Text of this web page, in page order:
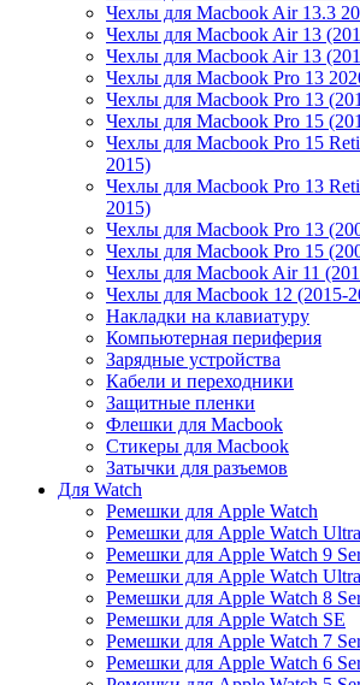
Чехлы для Macbook Air 13.3
Чехлы для Macbook Air 13
Чехлы для Macbook Air 13
Чехлы для Macbook Pro 13
Чехлы для Macbook Pro 13
Чехлы для Macbook Pro 15
Чехлы для Macbook Pro 15
2015)
Чехлы для Macbook Pro 13
2015)
Чехлы для Macbook Pro 13
Чехлы для Macbook Pro 15
Чехлы для Macbook Air 11
Чехлы для Macbook 12 (2015-
Накладки на клавиатуру
Компьютерная периферия
Зарядные устройства
Кабели и переходники
Защитные пленки
Флешки для Macbook
Стикеры для Macbook
Затычки для разъемов
Для Watch
Ремешки для Apple Watch
Ремешки для Apple Watch
Ремешки для Apple Watch 9
Ремешки для Apple Watch Ultra
Ремешки для Apple Watch 8
Ремешки для Apple Watch SE
Ремешки для Apple Watch 7
Ремешки для Apple Watch 6